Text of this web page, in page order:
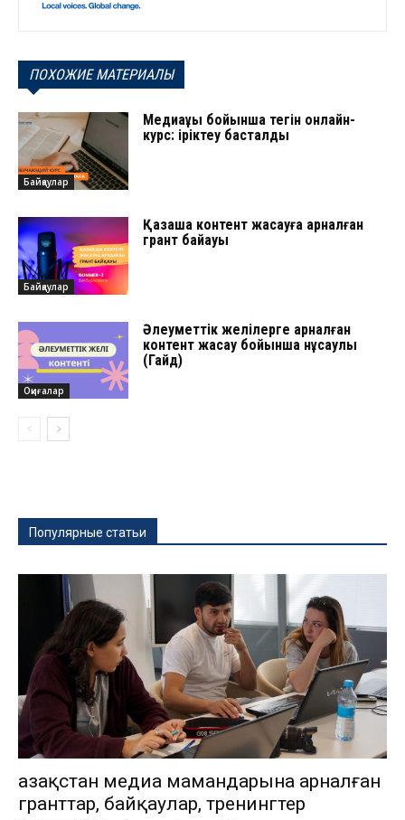
ПОХОЖИЕ МАТЕРИАЛЫ
Байқаулар
Медиақұқық бойынша тегін онлайн-
курс: іріктеу басталды
Байқаулар
Қазақша контент жасауға арналған
грант байқауы
Оқиғалар
Әлеуметтік желілерге арналған
контент жасау бойынша нұсқаулық
(Гайд)
Популярные статьи
Қазақстан медиа мамандарына арналған
гранттар, байқаулар, тренингтер